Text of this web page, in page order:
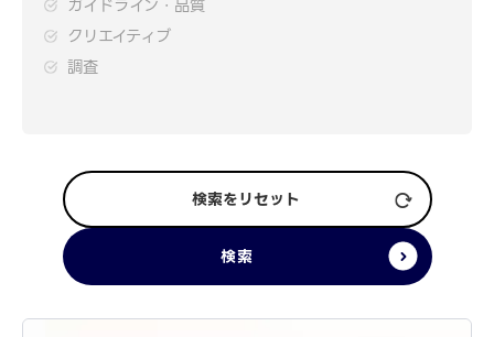
ガイドライン・品質
クリエイティブ
調査
検索をリセット
検索